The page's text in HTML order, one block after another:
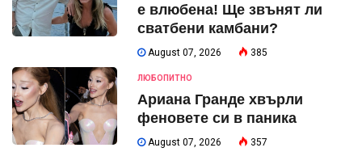
е влюбена! Ще звънят ли
сватбени камбани?
August 07, 2026 385
ЛЮБОПИТНО
Ариана Гранде хвърли
феновете си в паника
August 07, 2026 357